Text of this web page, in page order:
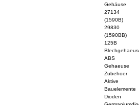
Gehäuse
27134
(1590B)
29830
(1590BB)
125B
ABS
Gehaeuse
Zubehoer
Aktive
Bauelemente
Dioden